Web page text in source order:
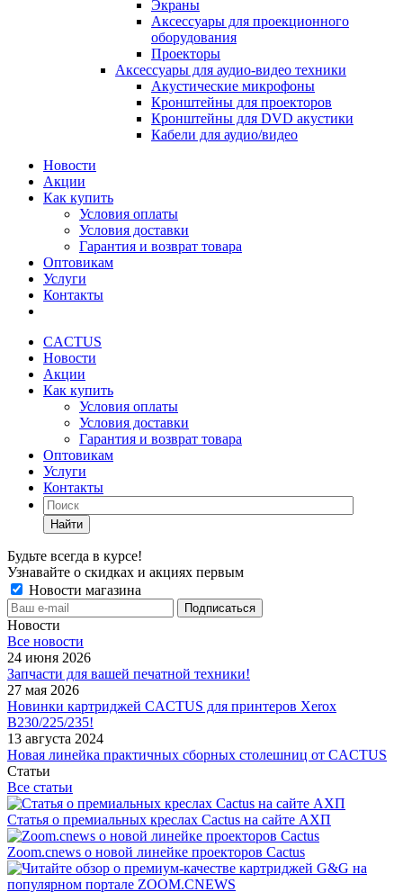
Экраны
Аксессуары для проекционного
оборудования
Проекторы
Аксессуары для аудио-видео техники
Акустические микрофоны
Кронштейны для проекторов
Кронштейны для DVD акустики
Кабели для аудио/видео
Новости
Акции
Как купить
Условия оплаты
Условия доставки
Гарантия и возврат товара
Оптовикам
Услуги
Контакты
CACTUS
Новости
Акции
Как купить
Условия оплаты
Условия доставки
Гарантия и возврат товара
Оптовикам
Услуги
Контакты
Найти
Будьте всегда в курсе!
Узнавайте о скидках и акциях первым
Новости магазина
Новости
Все новости
24 июня 2026
Запчасти для вашей печатной техники!
27 мая 2026
Новинки картриджей CACTUS для принтеров Xerox
B230/225/235!
13 августа 2024
Новая линейка практичных сборных столешниц от CACTUS
Статьи
Все статьи
Статья о премиальных креслах Cactus на сайте АХП
Zoom.cnews о новой линейке проекторов Cactus